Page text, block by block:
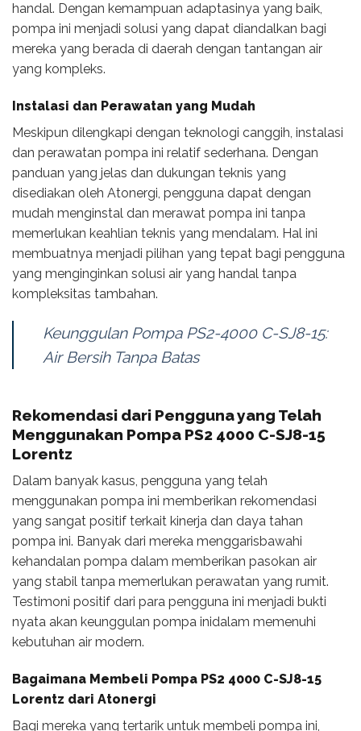
handal. Dengan kemampuan adaptasinya yang baik,
pompa ini menjadi solusi yang dapat diandalkan bagi
mereka yang berada di daerah dengan tantangan air
yang kompleks.
Instalasi dan Perawatan yang Mudah
Meskipun dilengkapi dengan teknologi canggih, instalasi
dan perawatan pompa ini relatif sederhana. Dengan
panduan yang jelas dan dukungan teknis yang
disediakan oleh Atonergi, pengguna dapat dengan
mudah menginstal dan merawat pompa ini tanpa
memerlukan keahlian teknis yang mendalam. Hal ini
membuatnya menjadi pilihan yang tepat bagi pengguna
yang menginginkan solusi air yang handal tanpa
kompleksitas tambahan.
Keunggulan Pompa PS2-4000 C-SJ8-15:
Air Bersih Tanpa Batas
Rekomendasi dari Pengguna yang Telah
Menggunakan Pompa PS2 4000 C-SJ8-15
Lorentz
Dalam banyak kasus, pengguna yang telah
menggunakan pompa ini memberikan rekomendasi
yang sangat positif terkait kinerja dan daya tahan
pompa ini. Banyak dari mereka menggarisbawahi
kehandalan pompa dalam memberikan pasokan air
yang stabil tanpa memerlukan perawatan yang rumit.
Testimoni positif dari para pengguna ini menjadi bukti
nyata akan keunggulan pompa inidalam memenuhi
kebutuhan air modern.
Bagaimana Membeli Pompa PS2 4000 C-SJ8-15
Lorentz dari Atonergi
Bagi mereka yang tertarik untuk membeli pompa ini,